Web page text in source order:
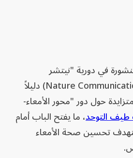
في دورية "نيتشر
كوميونيكيشنز" (Nature Communications) دليلاً
حول دور "محور الأمعاء-
التوحد، ما يفتح الباب أمام
تحسين صحة الأمعاء